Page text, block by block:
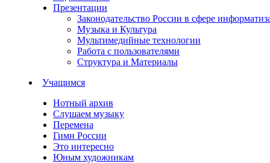
Презентации
Законодательство России в сфере
Музыка и Культура
Мультимедийные технологии
Работа с пользователями
Структура и Материалы
Учащимся
Нотный архив
Слушаем музыку
Перемена
Гимн России
Это интересно
Юным художникам